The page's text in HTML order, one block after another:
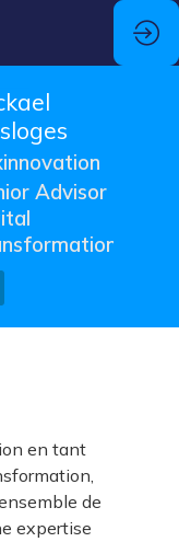
Advisor
en tant
de
expertise